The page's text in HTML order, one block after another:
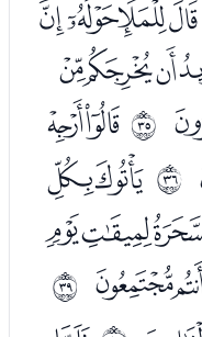
ﯣﯤﯥﯦ
ﰢ ﯴﯵ
ﰣ ﯼﯽ
ﰦ